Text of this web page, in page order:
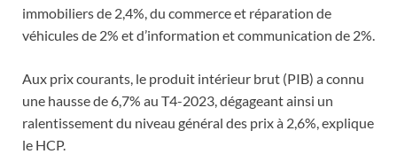
immobiliers de 2,4%, du commerce et réparation de
véhicules de 2% et d’information et communication de 2%.
Aux prix courants, le produit intérieur brut (PIB) a connu
une hausse de 6,7% au T4-2023, dégageant ainsi un
ralentissement du niveau général des prix à 2,6%, explique
le HCP.